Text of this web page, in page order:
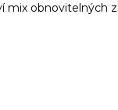
mix obnovitelných